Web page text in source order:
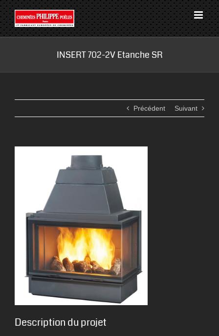
Passer
au
contenu
INSERT 702-2V Etanche SR
Précédent Suivant
Description du projet